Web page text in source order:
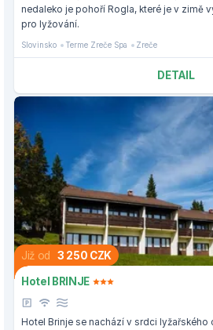
nedaleko je pohoří Rogla, které je v zimě
pro lyžování.
Slovinsko Terme Zreče Spa Zreče
DETAIL
Již od 3 250 CZK
Hotel BRINJE
Hotel Brinje se nachází v srdci lyžařského